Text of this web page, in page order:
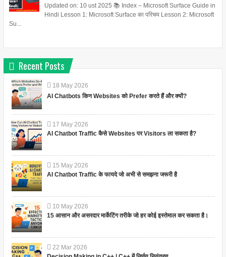
Updated on: 10 ust 2025 📚 Index – Microsoft Surface Guide in
Hindi Lesson 1: Microsoft Surface का परिचय Lesson 2: Microsoft
Su...
Recent Posts
18 May 2026
AI Chatbots किन Websites को Prefer करते हैं और क्यों?
17 May 2026
AI Chatbot Traffic कैसे Websites पर Visitors ला सकता है?
15 May 2026
AI Chatbot Traffic के फायदे जो अभी से समझना जरूरी है
10 May 2026
15 आसान और असरदार मार्केटिंग तरीके जो हर कोई इस्तेमाल कर सकता है।
22 Mar 2026